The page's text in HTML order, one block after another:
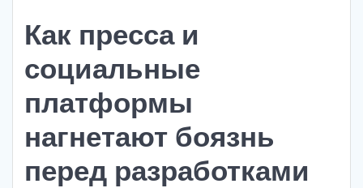
Как пресса и
социальные
платформы
нагнетают боязнь
перед разработками